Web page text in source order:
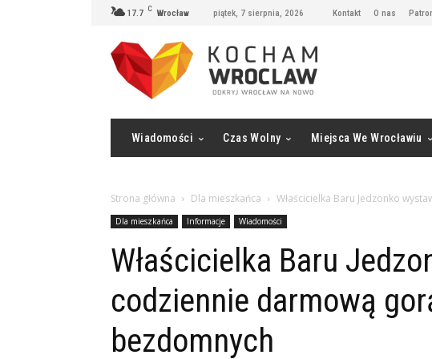
17.7 C Wrocław piątek, 7 sierpnia, 2026 Kontakt O nas
Wiadomości Czas Wolny Miejsca We Wrocławiu
Strona główna Dla mieszkańca Właścicielka Baru Jedzonko
Dla mieszkańca Informacje Wiadomości
Właścicielka Baru
codziennie darmową
bezdomnych